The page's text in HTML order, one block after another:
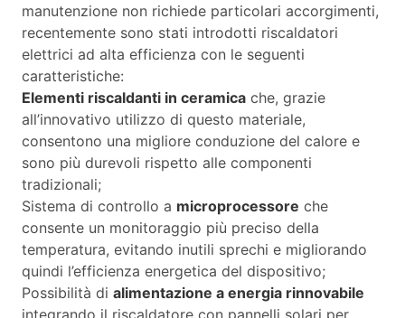
manutenzione non richiede particolari accorgimenti,
recentemente sono stati introdotti riscaldatori
elettrici ad alta efficienza con le seguenti
caratteristiche:
Elementi riscaldanti in ceramica che, grazie
all’innovativo utilizzo di questo materiale,
consentono una migliore conduzione del calore e
sono più durevoli rispetto alle componenti
tradizionali;
Sistema di controllo a microprocessore che
consente un monitoraggio più preciso della
temperatura, evitando inutili sprechi e migliorando
quindi l’efficienza energetica del dispositivo;
Possibilità di alimentazione a energia rinnovabile